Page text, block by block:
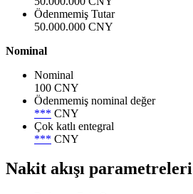
Ödenmemiş Tutar
50.000.000 CNY
Nominal
Nominal
100 CNY
Ödenmemiş nominal değer
*** CNY
Çok katlı entegral
*** CNY
Nakit akışı parametreleri